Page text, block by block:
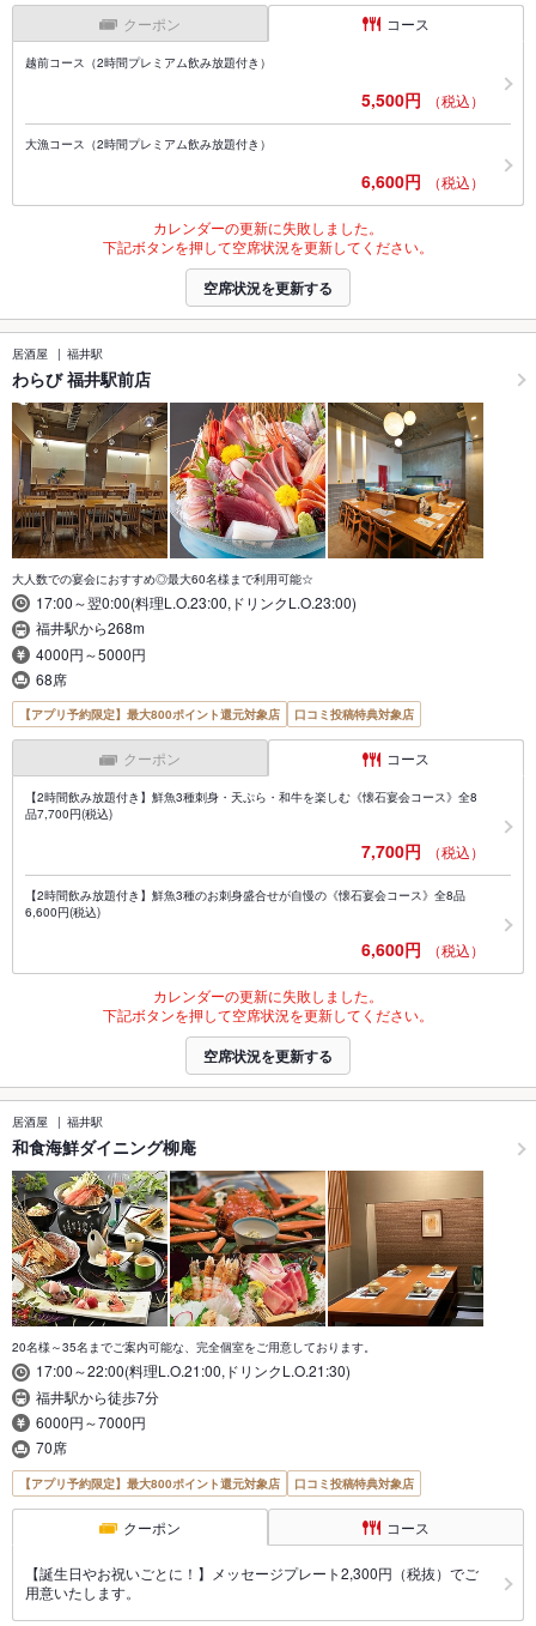
クーポン コース
越前コース（2時間プレミアム飲み放題付き）
5,500円 （税込）
大漁コース（2時間プレミアム飲み放題付き）
6,600円 （税込）
カレンダーの更新に失敗しました。
下記ボタンを押して空席状況を更新してください。
空席状況を更新する
居酒屋 福井駅
わらび 福井駅前店
大人数での宴会におすすめ◎最大60名様まで利用可能☆
17:00～翌0:00(料理L.O.23:00,ドリンクL.O.23:00)
福井駅から268m
4000円～5000円
68席
【アプリ予約限定】最大800ポイント還元対象店 口コミ投稿特典対象店
クーポン コース
【2時間飲み放題付き】鮮魚3種刺身・天ぷら・和牛を楽しむ《懐石宴会コース》全8
品7,700円(税込)
7,700円 （税込）
【2時間飲み放題付き】鮮魚3種のお刺身盛合せが自慢の《懐石宴会コース》全8品
6,600円(税込)
6,600円 （税込）
カレンダーの更新に失敗しました。
下記ボタンを押して空席状況を更新してください。
空席状況を更新する
居酒屋 福井駅
和食海鮮ダイニング柳庵
20名様～35名までご案内可能な、完全個室をご用意しております。
17:00～22:00(料理L.O.21:00,ドリンクL.O.21:30)
福井駅から徒歩7分
6000円～7000円
70席
【アプリ予約限定】最大800ポイント還元対象店 口コミ投稿特典対象店
クーポン コース
【誕生日やお祝いごとに！】メッセージプレート2,300円（税抜）でご
用意いたします。